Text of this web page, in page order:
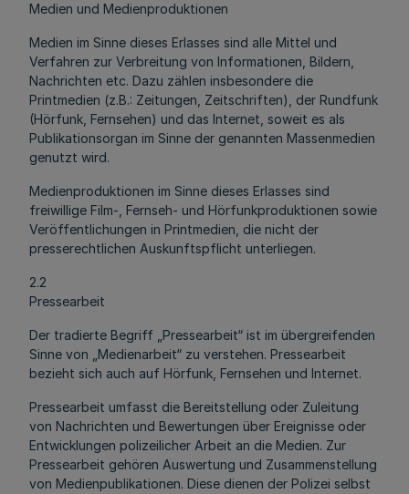
Medien und Medienproduktionen
Medien im Sinne dieses Erlasses sind alle Mittel und
Verfahren zur Verbreitung von Informationen, Bildern,
Nachrichten etc. Dazu zählen insbesondere die
Printmedien (z.B.: Zeitungen, Zeitschriften), der Rundfunk
(Hörfunk, Fernsehen) und das Internet, soweit es als
Publikationsorgan im Sinne der genannten Massenmedien
genutzt wird.
Medienproduktionen im Sinne dieses Erlasses sind
freiwillige Film-, Fernseh- und Hörfunkproduktionen sowie
Veröffentlichungen in Printmedien, die nicht der
presserechtlichen Auskunftspflicht unterliegen.
2.2
Pressearbeit
Der tradierte Begriff „Pressearbeit“ ist im übergreifenden
Sinne von „Medienarbeit“ zu verstehen. Pressearbeit
bezieht sich auch auf Hörfunk, Fernsehen und Internet.
Pressearbeit umfasst die Bereitstellung oder Zuleitung
von Nachrichten und Bewertungen über Ereignisse oder
Entwicklungen polizeilicher Arbeit an die Medien. Zur
Pressearbeit gehören Auswertung und Zusammenstellung
von Medienpublikationen. Diese dienen der Polizei selbst